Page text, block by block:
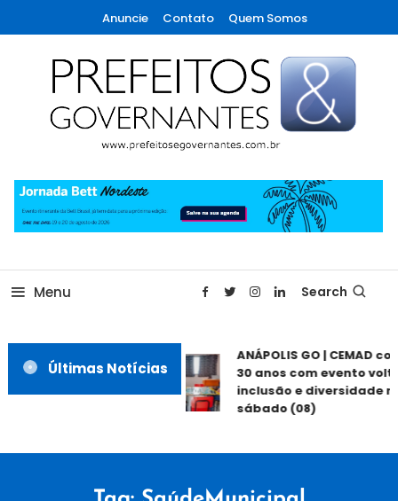
To
Content
Anuncie Contato Quem Somos
Prefeitos & Governantes
Menu Search
Últimas Notícias
ANÁPOLIS GO | CEMAD
30 anos com evento
inclusão e diversidade
sábado (08)